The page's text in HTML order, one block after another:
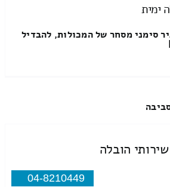
ימית
סימני מסחר של המכולות, להבדיל
הובלה
04-8210449